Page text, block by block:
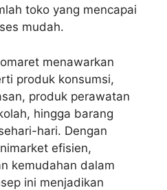
toko yang mencapai
mudah.
menawarkan
produk konsumsi,
produk perawatan
hingga barang
hari. Dengan
efisien,
kemudahan dalam
ini menjadikan